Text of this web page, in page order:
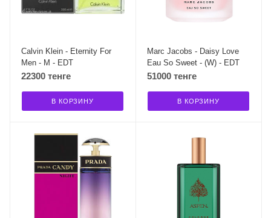
Calvin Klein - Eternity For
Men - M - EDT
22300 тенге
В КОРЗИНУ
Marc Jacobs - Daisy Love
Eau So Sweet - (W) - EDT
51000 тенге
В КОРЗИНУ